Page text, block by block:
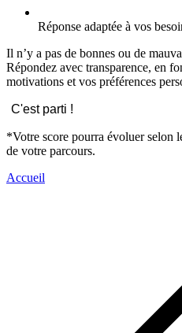
Réponse adaptée à vos
Il n’y a pas de bonnes ou de
Répondez avec transparence, en
motivations et vos préférences
C'est parti !
*Votre score pourra évoluer selon
de votre parcours.
Accueil